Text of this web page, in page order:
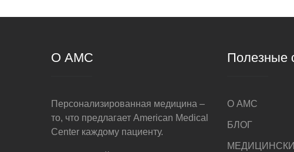
О AMC
Персонализированная медицина –
то, что предлагает American Medical
Center каждому пациенту.
Полезные
О AMC
БЛОГ